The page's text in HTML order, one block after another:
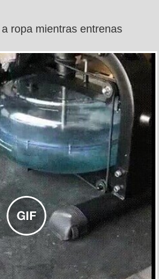
ropa mientras entrenas